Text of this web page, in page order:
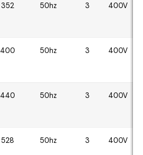
352 50hz 3 400V
400 50hz 3 400V
440 50hz 3 400V
528 50hz 3 400V